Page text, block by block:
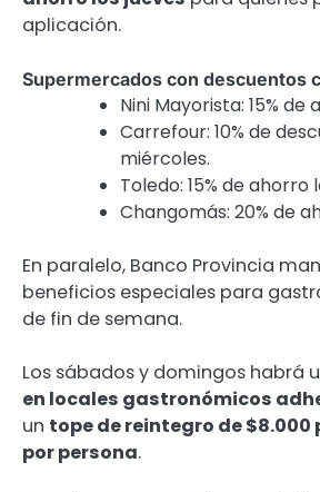
aplicación.
Supermercados con descuentos
Nini Mayorista: 15%
Carrefour: 10% de
miércoles.
Toledo: 15% de ahorro
Changomás: 20% de
En paralelo, Banco Provincia
beneficios especiales para
de fin de semana.
Los sábados y domingos habrá
en locales gastronómicos
un tope de reintegro de $8.000
por persona.